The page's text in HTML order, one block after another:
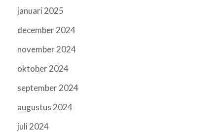
januari 2025
december 2024
november 2024
oktober 2024
september 2024
augustus 2024
juli 2024